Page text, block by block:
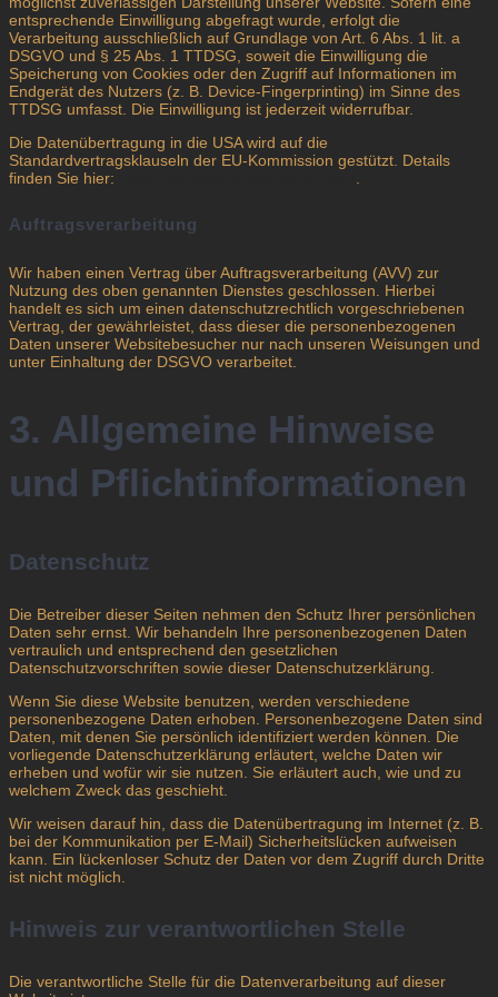
entsprechende Einwilligung abgefragt wurde, erfolgt die
Verarbeitung ausschließlich auf Grundlage von Art. 6 Abs. 1 lit. a
DSGVO und § 25 Abs. 1 TTDSG, soweit die Einwilligung die
Speicherung von Cookies oder den Zugriff auf Informationen im
Endgerät des Nutzers (z. B. Device-Fingerprinting) im Sinne des
TTDSG umfasst. Die Einwilligung ist jederzeit widerrufbar.
Die Datenübertragung in die USA wird auf die
Standardvertragsklauseln der EU-Kommission gestützt. Details
finden Sie hier:
Auftragsverarbeitung
Wir haben einen Vertrag über Auftragsverarbeitung (AVV) zur
Nutzung des oben genannten Dienstes geschlossen. Hierbei
handelt es sich um einen datenschutzrechtlich vorgeschriebenen
Vertrag, der gewährleistet, dass dieser die personenbezogenen
Daten unserer Websitebesucher nur nach unseren Weisungen und
unter Einhaltung der DSGVO verarbeitet.
3. Allgemeine Hinweise
und Pflicht­informationen
Datenschutz
Die Betreiber dieser Seiten nehmen den Schutz Ihrer persönlichen
Daten sehr ernst. Wir behandeln Ihre personenbezogenen Daten
vertraulich und entsprechend den gesetzlichen
Datenschutzvorschriften sowie dieser Datenschutzerklärung.
Wenn Sie diese Website benutzen, werden verschiedene
personenbezogene Daten erhoben. Personenbezogene Daten sind
Daten, mit denen Sie persönlich identifiziert werden können. Die
vorliegende Datenschutzerklärung erläutert, welche Daten wir
erheben und wofür wir sie nutzen. Sie erläutert auch, wie und zu
welchem Zweck das geschieht.
Wir weisen darauf hin, dass die Datenübertragung im Internet (z. B.
bei der Kommunikation per E-Mail) Sicherheitslücken aufweisen
kann. Ein lückenloser Schutz der Daten vor dem Zugriff durch Dritte
ist nicht möglich.
Hinweis zur verantwortlichen Stelle
Die verantwortliche Stelle für die Datenverarbeitung auf dieser